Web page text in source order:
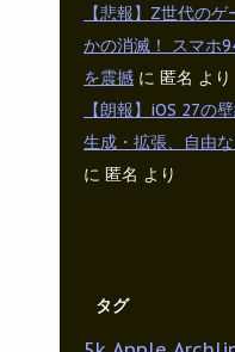
【悲報】Z世代の
かの消滅！ スマホ
を震撼 に 匿名 より
【朗報】iOS 27の
生成・拡張、自由
に 匿名 より
タグ